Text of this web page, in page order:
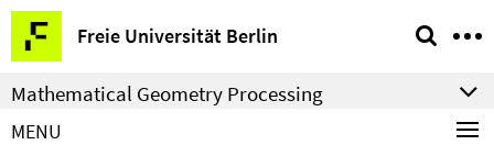
Springe
direkt
zu
Inhalt
Freie Universität Berlin
Service
Navigation
Mathematical Geometry Processing
MENU